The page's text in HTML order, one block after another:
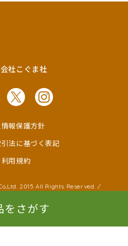
社こぐま社
報保護方針
法に基づく表記
利用規約
2015 All Rights Reserved. /
©Taro Miura